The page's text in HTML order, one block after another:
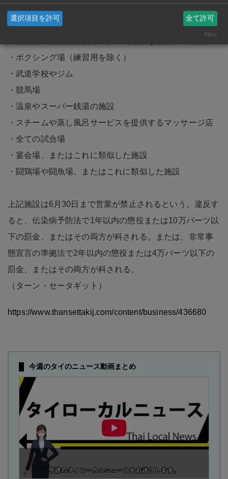
・ゲーム店、インターネット店
・ボクシング場（練習用を除く）
・武道学校やジム
・競馬場
・温泉やスーパー銭湯の施設
・スチームや蒸し風呂サービスを提供するマッサージ店
・全ての試合場
・宴会場、またはこれに類似した施設
・闘鶏場や闘魚場、またはこれに類似した施設
上記施設は6月30日まで営業が禁止されるという。違反す
ると、伝染病予防法で1年以内の懲役または10万バーツ以
下の罰金、またはその両方が科される。または、非常事
態宣言の準拠法で2年以内の懲役または4万バーツ以下の
罰金、またはその両方が科される。
（ターン・セータギット）
https://www.thansettakij.com/content/business/436680
今週のタイのニュース動画まとめ
選択項目を許可 全て許可
Klaro